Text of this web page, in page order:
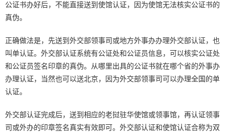
公证书办好后，不能直接送到使馆认证，因为使馆无法核实公证书的
真伪。
正确做法是，先送到外交部领事司或地方外事办办理外交部认证，也
叫单认证。外交部认证系统有公证处和公证员信息，可以核实公证处
和公证员签名印章的真伪。从哪里出具的公证书就在哪个省的外事办
办理认证，当然也可以送北京，因为外交部领事司可以办理全国的单
认证。
外交部认证完成后，送到相应的老挝驻华使馆或领事馆，再认证领事
司或外办的印章签名真实有效即可。外交部认证和使馆认证合称为双